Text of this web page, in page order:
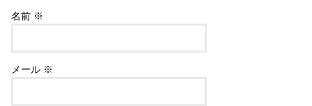
名前 ※
メール ※